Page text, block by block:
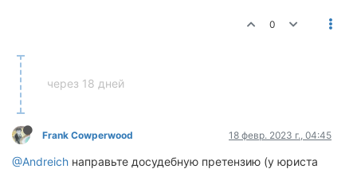
0
через 18 дней
Frank Cowperwood 18 февр. 2023 г., 04:45
@Andreich направьте досудебную претензию (у юриста